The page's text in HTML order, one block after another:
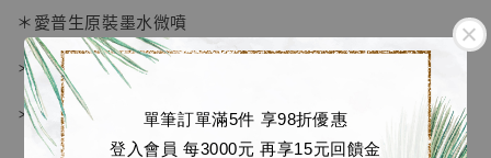
單筆訂單滿5件 享98折優惠
登入會員 每3000元 再享15元回饋金
＊愛普生原裝墨水微噴
＊表面配有防塵透明有機玻璃
＊背面爲黑色防潮背板